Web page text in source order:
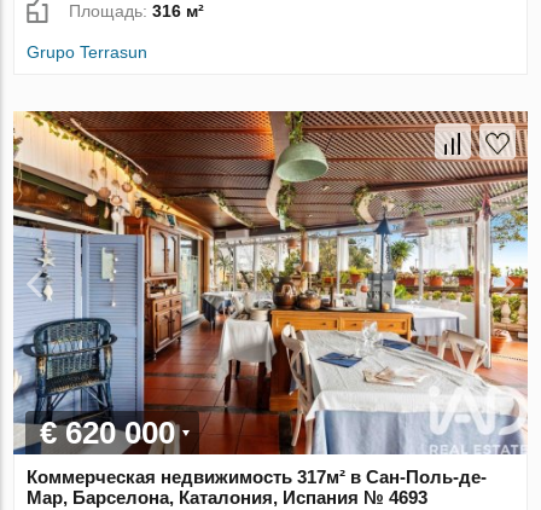
Площадь:316 м²
Grupo Terrasun
€ 620 000
Коммерческая недвижимость 317м² в Сан-Поль-де-
Мар, Барселона, Каталония, Испания № 4693